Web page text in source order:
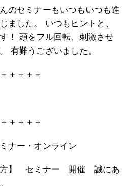
のセミナーもいつもいつも進
ました。
いつもヒントと、
！
頭をフル回転、刺激させ
有難うございました。
＋＋＋＋
＋＋＋＋
ナー・オンライン
方】 セミナー 開催 誠にあ